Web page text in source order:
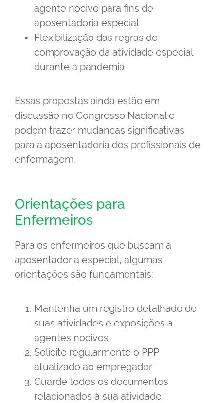
agente nocivo para fins de
aposentadoria especial
Flexibilização das regras de
comprovação da atividade especial
durante a pandemia
Essas propostas ainda estão em
discussão no Congresso Nacional e
podem trazer mudanças significativas
para a aposentadoria dos profissionais de
enfermagem.
Orientações para
Enfermeiros
Para os enfermeiros que buscam a
aposentadoria especial, algumas
orientações são fundamentais:
Mantenha um registro detalhado de
suas atividades e exposições a
agentes nocivos
Solicite regularmente o PPP
atualizado ao empregador
Guarde todos os documentos
relacionados à sua atividade